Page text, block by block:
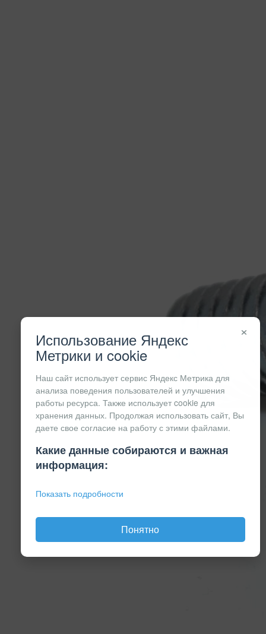
×
Использование Яндекс
Метрики и cookie
Наш сайт использует сервис Яндекс Метрика для
анализа поведения пользователей и улучшения
работы ресурса. Также использует cookie для
хранения данных. Продолжая использовать сайт, Вы
даете свое согласие на работу с этими файлами.
Какие данные собираются и важная
информация:
Показать подробности
Понятно